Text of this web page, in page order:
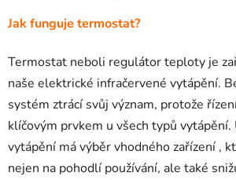
Jak funguje termostat?
Termostat neboli regulátor teploty je
naše elektrické infračervené vytápění.
systém ztrácí svůj význam, protože
klíčovým prvkem u všech typů
vytápění má výběr vhodného zařízení ,
nejen na pohodlí používání, ale také